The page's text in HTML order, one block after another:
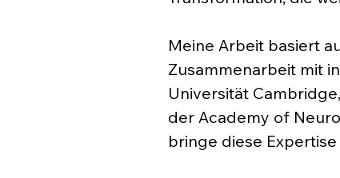
Meine Arbeit basiert
Zusammenarbeit mit
Universität
der Academy of
bringe diese